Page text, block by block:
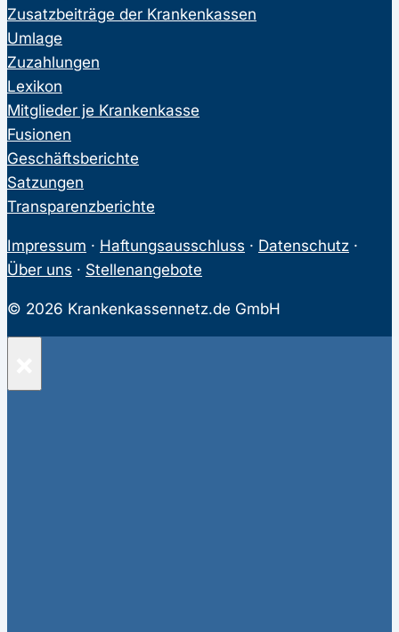
Zusatzbeiträge der Krankenkassen
Umlage
Zuzahlungen
Lexikon
Mitglieder je Krankenkasse
Fusionen
Geschäftsberichte
Satzungen
Transparenzberichte
Impressum · Haftungsausschluss · Datenschutz ·
Über uns · Stellenangebote
© 2026 Krankenkassennetz.de GmbH